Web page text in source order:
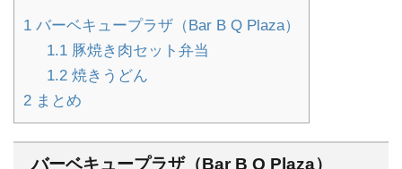
1 バーベキュープラザ（Bar B Q Plaza）
1.1豚焼き肉セット弁当
1.2焼きうどん
2 まとめ
バーベキュープラザ（Bar B Q Plaza）